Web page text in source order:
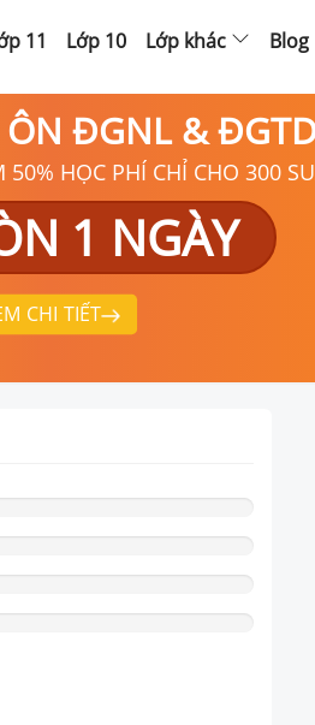
11 Lớp 10 Lớp khác Blog
ÔN ĐGNL &
HỌC PHÍ CHỈ CHO 300
1 NGÀY
CHI TIẾT